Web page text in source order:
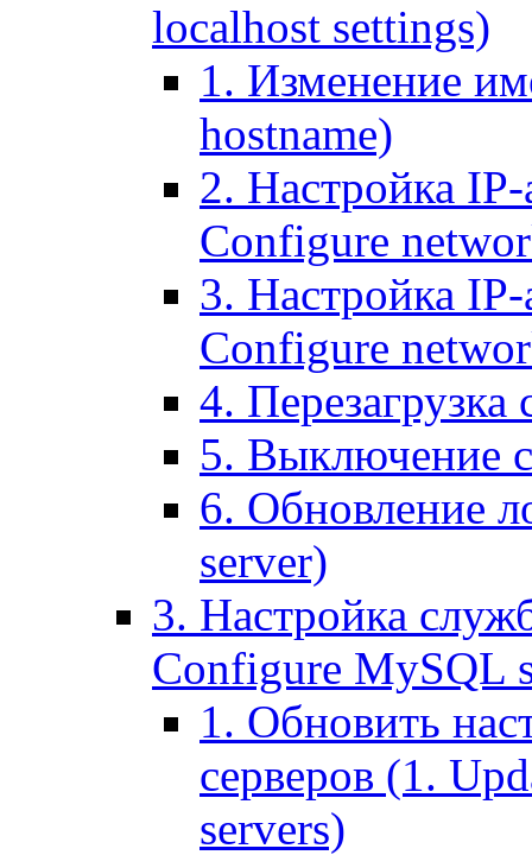
localhost settings)
1. Изменение
hostname)
2. Настройка IP-
Configure
3. Настройка
Configure
4. Перезагрузка
5. Выключение
6. Обновление
server)
3. Настройка
Configure MySQL
1. Обновить
серверов (1.
servers)